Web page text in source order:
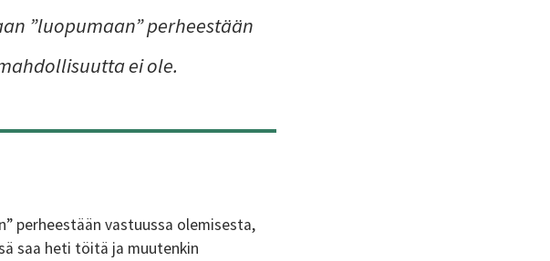
”luopumaan” perheestään
ei ole.
perheestään vastuussa olemisesta,
saa heti töitä ja muutenkin